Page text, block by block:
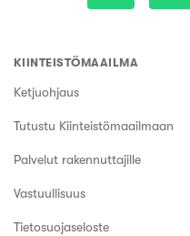
KIINTEISTÖMAAILMA
Ketjuohjaus
Tutustu Kiinteistömaailmaan
Palvelut rakennuttajille
Vastuullisuus
Tietosuojaseloste